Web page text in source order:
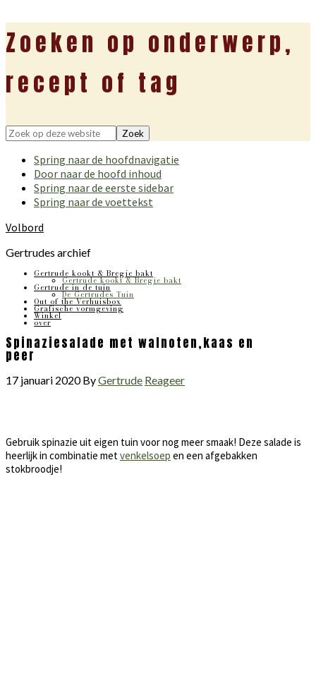
Zoeken op onderwerp,
recept of tag
Zoek
deze
website
Spring naar de hoofdnavigatie
Door naar de hoofd inhoud
Spring naar de eerste sidebar
Spring naar de voettekst
Volbord
Gertrudes archief
Gertrude kookt & Bregje bakt
Gertrude kookt & Bregje bakt
Gertrude in de tuin
De Gertrudes Tuin
Out of the Verhuisbox
Grafische vormgeving
Winkel
over
Spinaziesalade met walnoten,kaas en
peer
17 januari 2020ByGertrude Reageer
Gebruik spinazie uit eigen tuin voor nog meer smaak! Deze salade is
heerlijk in combinatie metvenkelsoep en een afgebakken
stokbroodje!